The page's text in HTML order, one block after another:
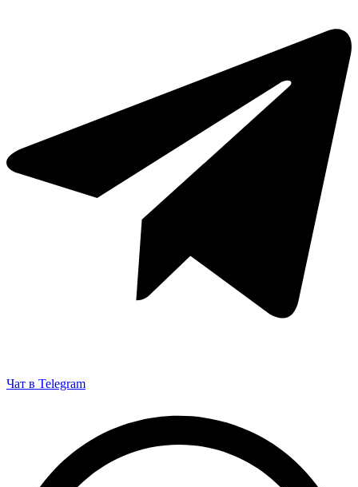
Чат в Telegram